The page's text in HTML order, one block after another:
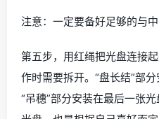
我比较喜欢白色，所以选择
第四步，选好相框所用的中
巧手DIY，旧光盘做相框